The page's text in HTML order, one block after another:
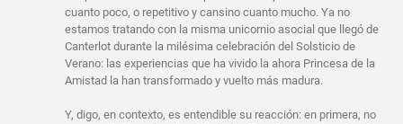
cuanto poco, o repetitivo y cansino cuanto mucho. Ya no
estamos tratando con la misma unicornio asocial que llegó de
Canterlot durante la milésima celebración del Solsticio de
Verano: las experiencias que ha vivido la ahora Princesa de la
Amistad la han transformado y vuelto más madura.
Y, digo, en contexto, es entendible su reacción: en primera, no